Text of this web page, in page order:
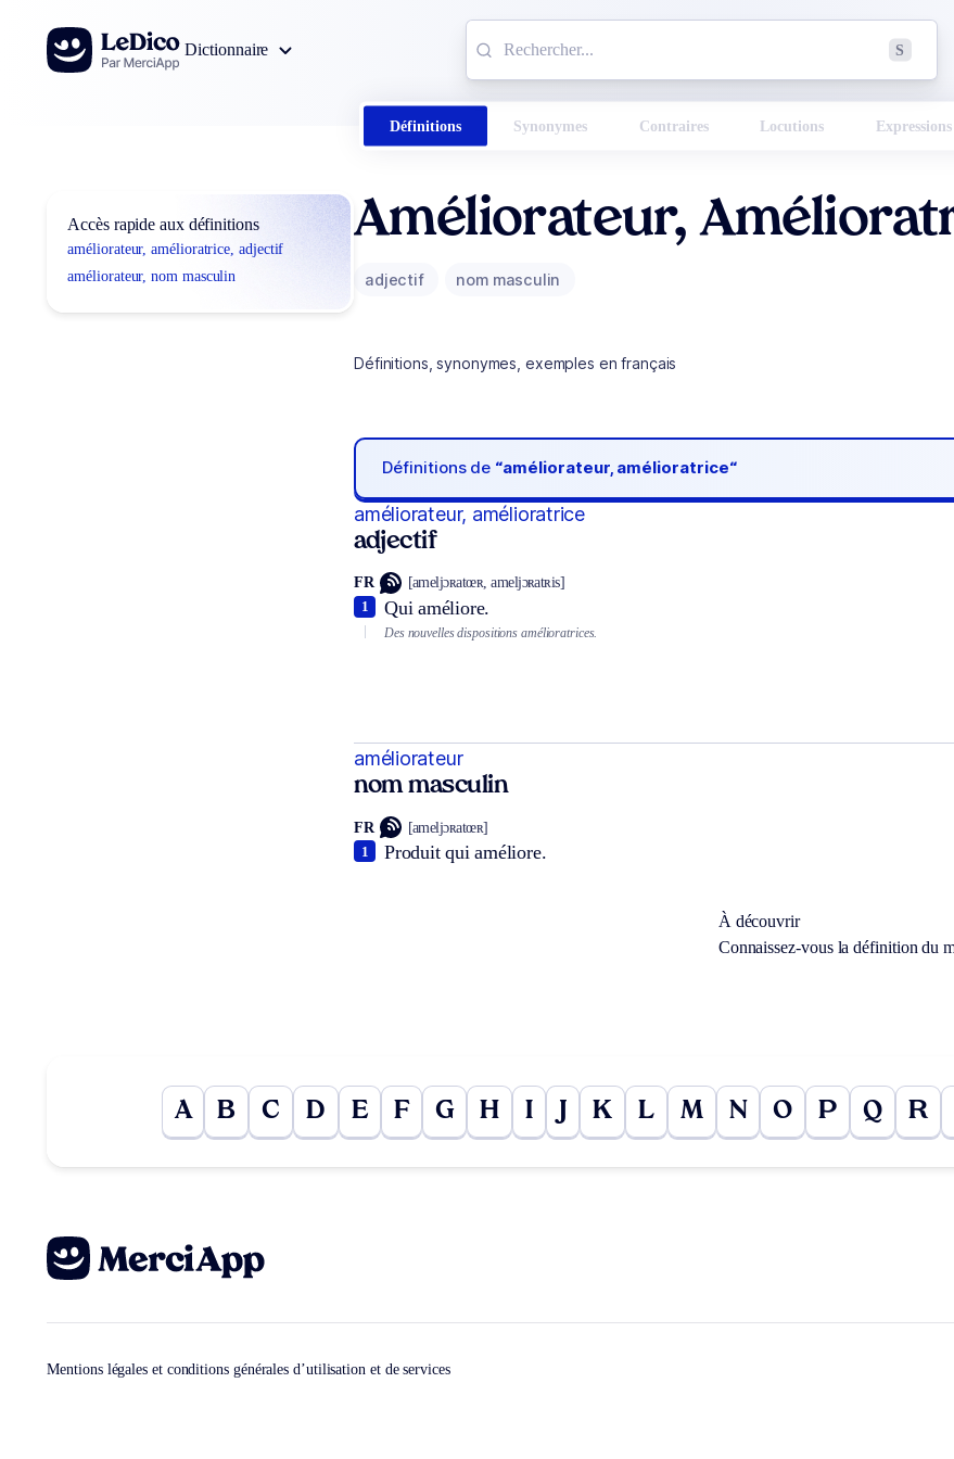
Aller au contenu
Dictionnaire
S
Définitions Synonymes Contraires Locutions Expressions
Accès rapide aux définitions
améliorateur, amélioratrice, adjectif
améliorateur, nom masculin
Améliorateur,
adjectif nom masculin
Définitions, synonymes, exemples en français
Définitions de “améliorateur, amélioratrice“
améliorateur, amélioratrice
adjectif
FR [ameljɔʀatœʀ, ameljɔʀatʀis]
Qui améliore.
1
Des nouvelles dispositions amélioratrices.
améliorateur
nom masculin
FR [ameljɔʀatœʀ]
Produit qui améliore.
1
À découvrir
Connaissez-vous la définition du
A B C D E F G H I J K L M N O P Q R
Mentions légales et conditions générales d’utilisation et de services